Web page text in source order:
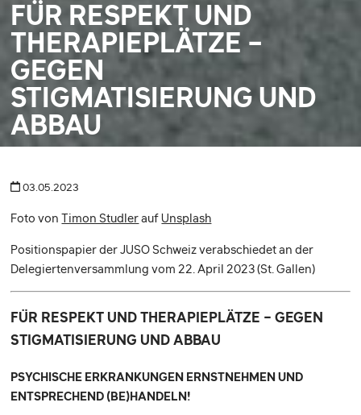
FÜR RESPEKT UND
THERAPIEPLÄTZE –
GEGEN
STIGMATISIERUNG UND
ABBAU
03.05.2023
Foto vonTimon Studler aufUnsplash
Positionspapier der JUSO Schweiz verabschiedet an der
Delegiertenversammlung vom 22. April 2023 (St. Gallen)
FÜR RESPEKT UND THERAPIEPLÄTZE – GEGEN
STIGMATISIERUNG UND ABBAU
PSYCHISCHE ERKRANKUNGEN ERNSTNEHMEN UND
ENTSPRECHEND (BE)HANDELN!